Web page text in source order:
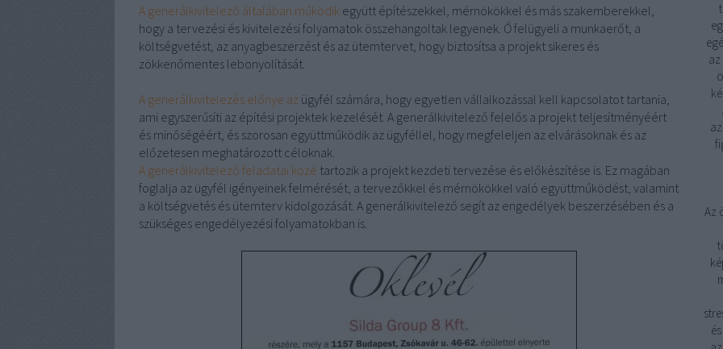
A generálkivitelező általában működik együtt építészekkel, mérnökökkel és más szakemberekkel,
hogy a tervezési és kivitelezési folyamatok összehangoltak legyenek. Ő felügyeli a munkaerőt, a
költségvetést, az anyagbeszerzést és az ütemtervet, hogy biztosítsa a projekt sikeres és
zökkenőmentes lebonyolítását.
A generálkivitelezés előnye az ügyfél számára, hogy egyetlen vállalkozással kell kapcsolatot tartania,
ami egyszerűsíti az építési projektek kezelését. A generálkivitelező felelős a projekt teljesítményéért
és minőségéért, és szorosan együttműködik az ügyféllel, hogy megfeleljen az elvárásoknak és az
előzetesen meghatározott céloknak.
A generálkivitelező feladatai közé tartozik a projekt kezdeti tervezése és előkészítése is. Ez magában
foglalja az ügyfél igényeinek felmérését, a tervezőkkel és mérnökökkel való együttműködést, valamint
a költségvetés és ütemterv kidolgozását. A generálkivitelező segít az engedélyek beszerzésében és a
szükséges engedélyezési folyamatokban is.
Az